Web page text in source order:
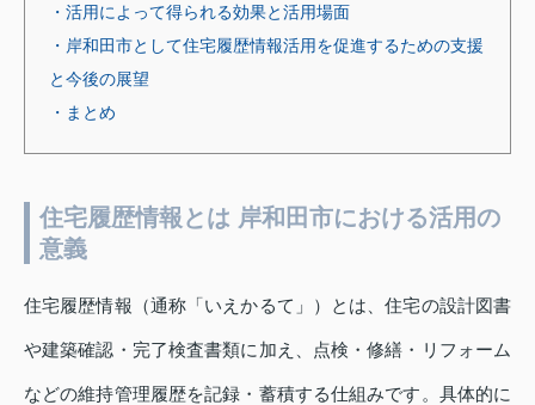
・活用によって得られる効果と活用場面
・岸和田市として住宅履歴情報活用を促進するための支援
と今後の展望
・まとめ
住宅履歴情報とは 岸和田市における活用の
意義
住宅履歴情報（通称「いえかるて」）とは、住宅の設計図書
や建築確認・完了検査書類に加え、点検・修繕・リフォーム
などの維持管理履歴を記録・蓄積する仕組みです。具体的に